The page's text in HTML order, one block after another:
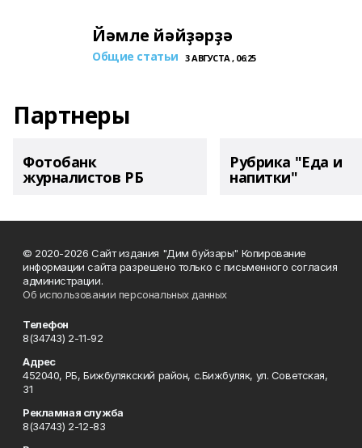
Йәмле йәйҙәрҙә
Общие статьи 3 АВГУСТА , 06:25
Партнеры
Фотобанк
журналистов РБ
Рубрика "Еда и
напитки"
© 2020-2026 Сайт издания "Дим буйзары" Копирование
информации сайта разрешено только с письменного согласия
администрации.
Об использовании персональных данных
Телефон
8(34743) 2-11-92
Адрес
452040, РБ, Бижбулякский район, с.Бижбуляк, ул. Советская,
31
Рекламная служба
8(34743) 2-12-83